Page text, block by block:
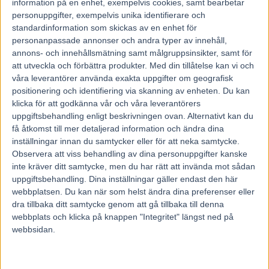
information på en enhet, exempelvis cookies, samt bearbetar
personuppgifter, exempelvis unika identifierare och
standardinformation som skickas av en enhet för
personanpassade annonser och andra typer av innehåll,
annons- och innehållsmätning samt målgruppsinsikter, samt för
att utveckla och förbättra produkter. Med din tillåtelse kan vi och
våra leverantörer använda exakta uppgifter om geografisk
positionering och identifiering via skanning av enheten. Du kan
klicka för att godkänna vår och våra leverantörers
uppgiftsbehandling enligt beskrivningen ovan. Alternativt kan du
få åtkomst till mer detaljerad information och ändra dina
inställningar innan du samtycker eller för att neka samtycke.
Observera att viss behandling av dina personuppgifter kanske
inte kräver ditt samtycke, men du har rätt att invända mot sådan
uppgiftsbehandling. Dina inställningar gäller endast den här
webbplatsen. Du kan när som helst ändra dina preferenser eller
dra tillbaka ditt samtycke genom att gå tillbaka till denna
webbplats och klicka på knappen "Integritet" längst ned på
webbsidan.
likhet med Melander fortfarande är aktiv i sporten på
professionell basis.
Årskamrater och vänner födda samma år, 1947. Kanske
duon som sitter inne med störst hästkunskaper i landet,
två som delat erfarenheter med varandra i många år.
– Både Gunnar och jag har ju dragit ner på hästantalet
betydligt. Förr pratade vi flera gånger i veckan, när vi var
som mest aktiva i travet, säger Alf Jonsson.
Travtränaren från Sundsvall menar att beslutet som fattats
måste ha varit det riktiga.
– Det är så chansartat att ha att göra med en hingst som
inte är säker. Jag har haft några som varit så där. Det är
inget trevligt. Det är tragiskt det som hände Gunnars häst.
Man tror att man har gjort något fel kanske. Men så är det
ju inte fallet utan det är ju hästen som blir en annan, säger